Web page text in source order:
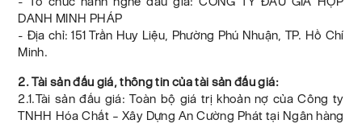
DANH MINH PHÁP
- Địa chỉ: 151 Trần Huy Liệu, Phường Phú Nhuận, TP. Hồ Chí
Minh.
2. Tài sản đấu giá, thông tin của tài sản đấu giá:
2.1.Tài sản đấu giá: Toàn bộ giá trị khoản nợ của Công ty
TNHH Hóa Chất – Xây Dựng An Cường Phát tại Ngân hàng